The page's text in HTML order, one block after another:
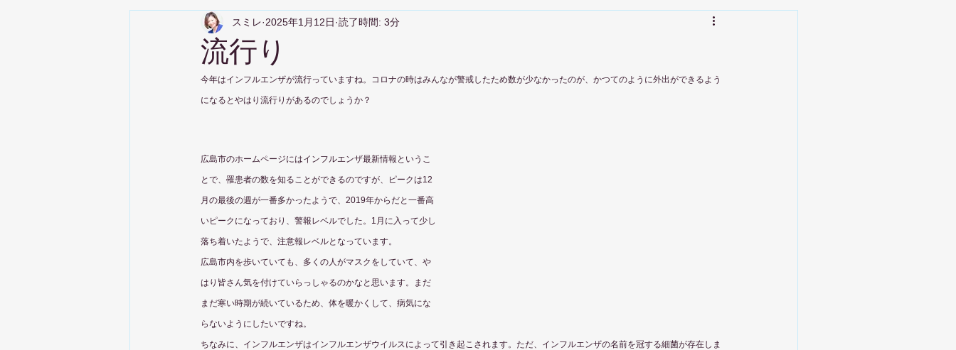
流行り
スミレ 2025年1月12日 読了時間: 3分
今年はインフルエンザが流行っていますね。コロナの時はみんなが警戒したため数が少なかったのが、かつてのように外出ができるよう
になるとやはり流行りがあるのでしょうか？
広島市のホームページにはインフルエンザ最新情報というこ
とで、罹患者の数を知ることができるのですが、ピークは12
月の最後の週が一番多かったようで、2019年からだと一番高
いピークになっており、警報レベルでした。1月に入って少し
落ち着いたようで、注意報レベルとなっています。
広島市内を歩いていても、多くの人がマスクをしていて、や
はり皆さん気を付けていらっしゃるのかなと思います。まだ
まだ寒い時期が続いているため、体を暖かくして、病気にな
らないようにしたいですね。
ちなみに、インフルエンザはインフルエンザウイルスによって引き起こされます。ただ、インフルエンザの名前を冠する細菌が存在しま